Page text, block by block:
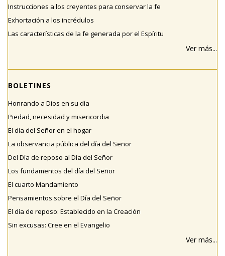
Instrucciones a los creyentes para conservar la fe
Exhortación a los incrédulos
Las características de la fe generada por el Espíritu
Ver más...
BOLETINES
Honrando a Dios en su día
Piedad, necesidad y misericordia
El día del Señor en el hogar
La observancia pública del día del Señor
Del Día de reposo al Día del Señor
Los fundamentos del día del Señor
El cuarto Mandamiento
Pensamientos sobre el Día del Señor
El día de reposo: Establecido en la Creación
Sin excusas: Cree en el Evangelio
Ver más...